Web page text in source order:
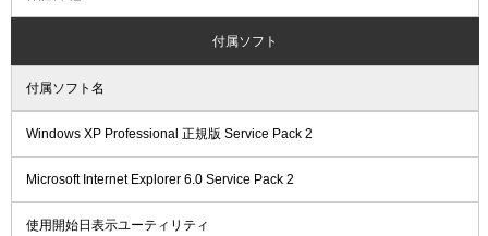
付属ソフト
付属ソフト名
Windows XP Professional 正規版 Service Pack 2
Microsoft Internet Explorer 6.0 Service Pack 2
使用開始日表示ユーティリティ